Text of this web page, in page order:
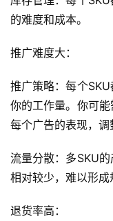
的难度和成本。
推广难度大：
推广策略：每个
你的工作量。你可
每个广告的表现，调
流量分散：多SKU
相对较少，难以形成
退货率高：